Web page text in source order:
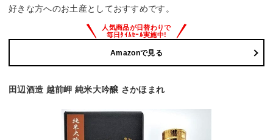
好きな方へのお土産としておすすめです。
Amazonで見る
田辺酒造 越前岬 純米大吟醸 さかほまれ